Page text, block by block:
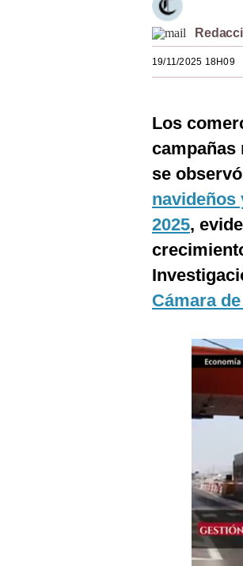
19/11/2025 18H09
Los
campañas
se
navideños
2025,
Cámara